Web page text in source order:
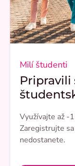
Milí študenti
Pripravili
Využívajte až -
Zaregistrujte
nedostanete.